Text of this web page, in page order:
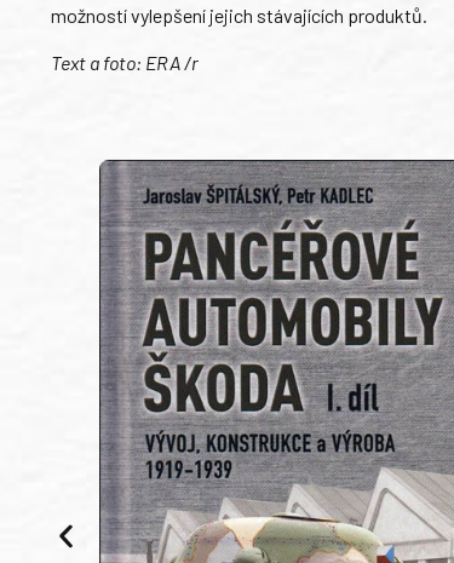
možností vylepšení jejich stávajících produktů.
Text a foto: ERA /r